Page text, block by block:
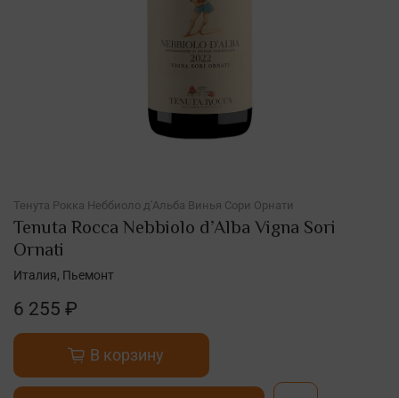
Тенута Рокка Неббиоло д'Альба Винья Сори Орнати
Tenuta Rocca Nebbiolo d’Alba Vigna Sori
Ornati
6 255 ₽
В корзину
Италия, Пьемонт